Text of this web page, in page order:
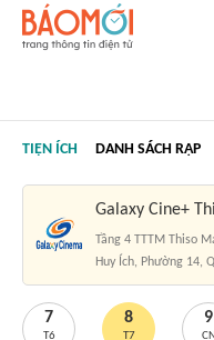
TIỆN ÍCH DANH SÁCH RẠP
Galaxy Cine+
Tầng 4 TTTM Thiso
Huy Ích, Phường 14,
7
T6
8
T7
9
CN